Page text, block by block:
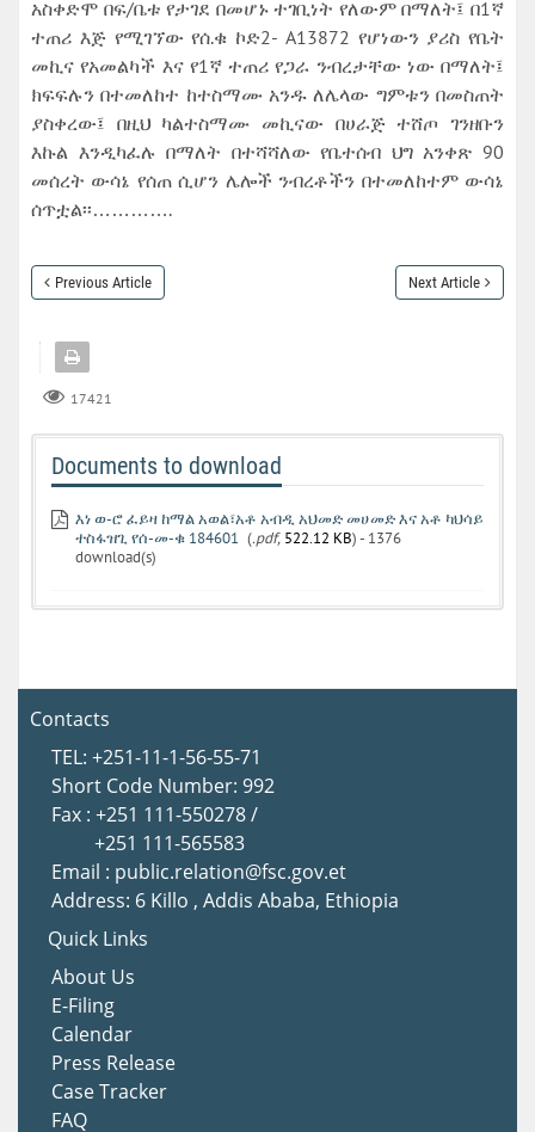
አስቀድሞ በፍ/ቤቱ የታገደ በመሆኑ ተገቢነት የለውም በማለት፤ በ1ኛ
ተጠሪ እጅ የሚገኘው የሰ.ቁ ኮድ2- A13872 የሆነውን ያሪስ የቤት
መኪና የአመልካች እና የ1ኛ ተጠሪ የጋራ ንብረታቸው ነው በማለት፤
ክፍፍሉን በተመለከተ ከተስማሙ አንዱ ለሌላው ግምቱን በመስጠት
ያስቀረው፤ በዚህ ካልተስማሙ መኪናው በሀራጅ ተሸጦ ገንዘቡን
እኩል እንዲካፈሉ በማለት በተሻሻለው የቤተሰብ ህግ አንቀጽ 90
መሰረት ውሳኔ የሰጠ ሲሆን ሌሎች ንብረቶችን በተመለከተም ውሳኔ
ሰጥቷል፡፡………….
Previous Article Next Article
17421
Documents to download
እነ ወ-ሮ ፈይዛ ከማል አወል፣አቶ አብዲ አህመድ መሀመድ እና አቶ ካህሳይ
ተስፋዝጊ የሰ-መ-ቁ 184601 (.pdf, 522.12 KB) - 1376
download(s)
Contacts
TEL: +251-11-1-56-55-71
Short Code Number: 992
Fax : +251 111-550278 /
+251 111-565583
Email : public.relation@fsc.gov.et
Address: 6 Killo , Addis Ababa, Ethiopia
Quick Links
About Us
E-Filing
Calendar
Press Release
Case Tracker
FAQ